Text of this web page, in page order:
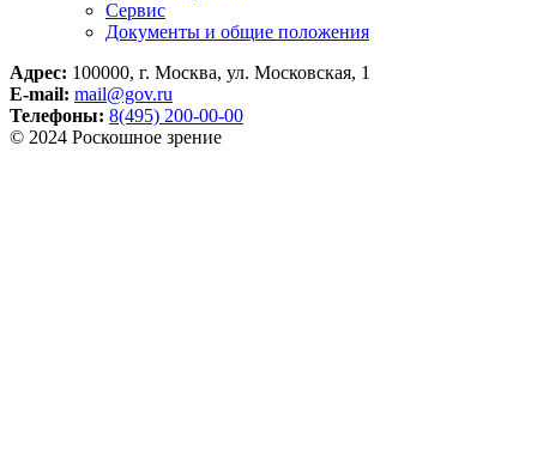
Сервис
Документы и общие положения
Адрес: 100000, г. Москва, ул. Московская, 1
E-mail: mail@gov.ru
Телефоны: 8(495) 200-00-00
© 2024 Роскошное зрение